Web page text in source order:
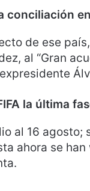
conciliación
de ese
al “Gran
la última
al 16
ahora se